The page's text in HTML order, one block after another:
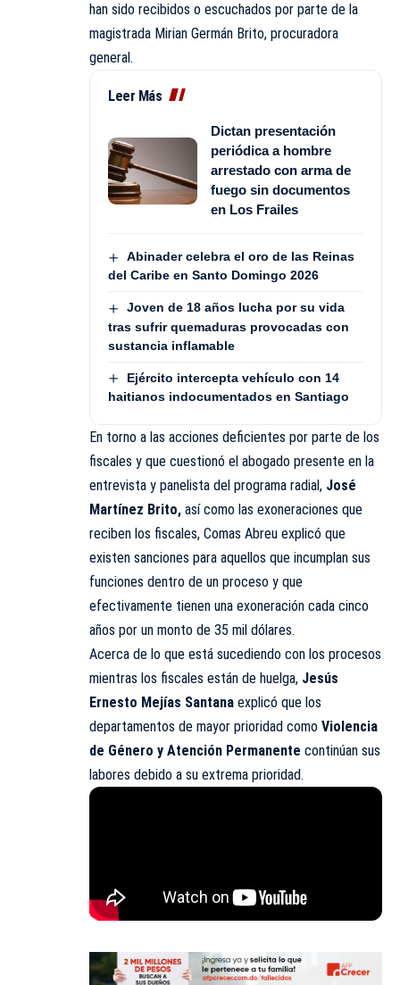
han sido recibidos o escuchados por parte de la
magistrada Mirian Germán Brito, procuradora
general.
Leer Más
Dictan presentación
periódica a hombre
arrestado con arma de
fuego sin documentos
en Los Frailes
Abinader celebra el oro de las Reinas
del Caribe en Santo Domingo 2026
Joven de 18 años lucha por su vida
tras sufrir quemaduras provocadas con
sustancia inflamable
Ejército intercepta vehículo con 14
haitianos indocumentados en Santiago
En torno a las acciones deficientes por parte de los
fiscales y que cuestionó el abogado presente en la
entrevista y panelista del programa radial, José
Martínez Brito, así como las exoneraciones que
reciben los fiscales, Comas Abreu explicó que
existen sanciones para aquellos que incumplan sus
funciones dentro de un proceso y que
efectivamente tienen una exoneración cada cinco
años por un monto de 35 mil dólares.
Acerca de lo que está sucediendo con los procesos
mientras los fiscales están de huelga, Jesús
Ernesto Mejías Santana explicó que los
departamentos de mayor prioridad como Violencia
de Género y Atención Permanente continúan sus
labores debido a su extrema prioridad.